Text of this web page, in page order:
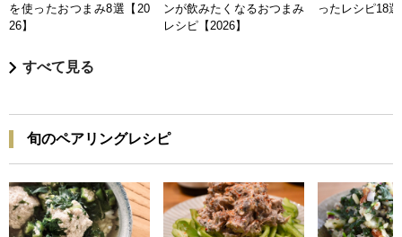
を使ったおつまみ8選【20
26】
ンが飲みたくなるおつまみ
レシピ【2026】
ったレシピ18
すべて見る
旬のペアリングレシピ